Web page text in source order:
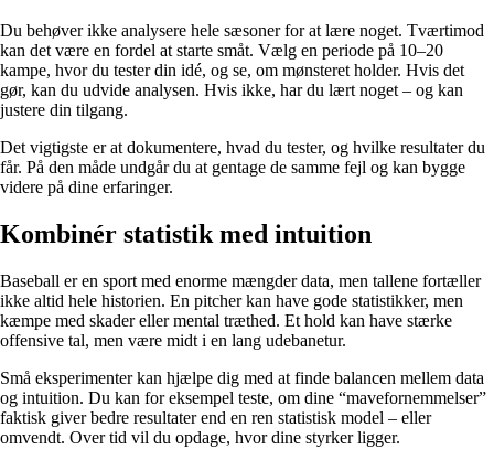
Du behøver ikke analysere hele sæsoner for at lære noget. Tværtimod
kan det være en fordel at starte småt. Vælg en periode på 10–20
kampe, hvor du tester din idé, og se, om mønsteret holder. Hvis det
gør, kan du udvide analysen. Hvis ikke, har du lært noget – og kan
justere din tilgang.
Det vigtigste er at dokumentere, hvad du tester, og hvilke resultater du
får. På den måde undgår du at gentage de samme fejl og kan bygge
videre på dine erfaringer.
Kombinér statistik med intuition
Baseball er en sport med enorme mængder data, men tallene fortæller
ikke altid hele historien. En pitcher kan have gode statistikker, men
kæmpe med skader eller mental træthed. Et hold kan have stærke
offensive tal, men være midt i en lang udebanetur.
Små eksperimenter kan hjælpe dig med at finde balancen mellem data
og intuition. Du kan for eksempel teste, om dine “mavefornemmelser”
faktisk giver bedre resultater end en ren statistisk model – eller
omvendt. Over tid vil du opdage, hvor dine styrker ligger.